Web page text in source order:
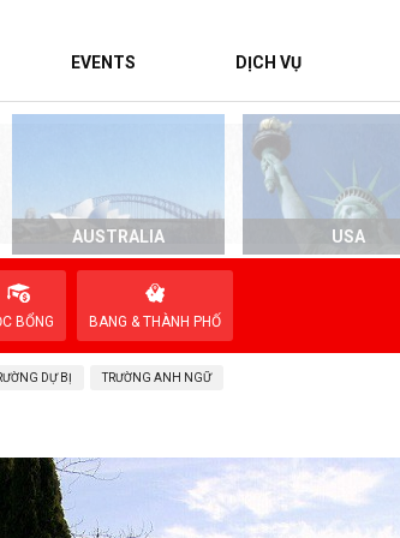
EVENTS DỊCH VỤ
AUSTRALIA USA
BỔNG BANG & THÀNH PHỐ
DỰ BỊ TRƯỜNG ANH NGỮ